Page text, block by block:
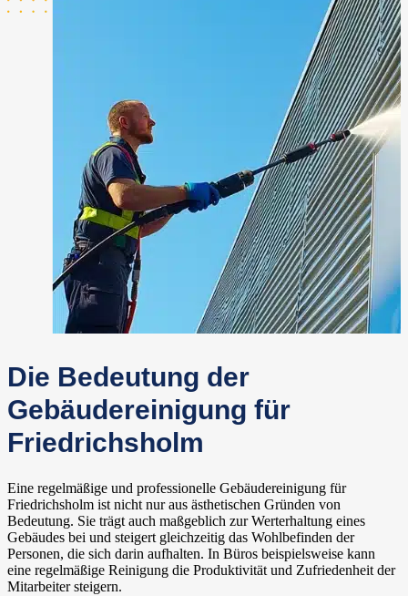
Die Bedeutung der
Gebäudereinigung für
Friedrichsholm
Eine regelmäßige und professionelle Gebäudereinigung für
Friedrichsholm ist nicht nur aus ästhetischen Gründen von
Bedeutung. Sie trägt auch maßgeblich zur Werterhaltung eines
Gebäudes bei und steigert gleichzeitig das Wohlbefinden der
Personen, die sich darin aufhalten. In Büros beispielsweise kann
eine regelmäßige Reinigung die Produktivität und Zufriedenheit der
Mitarbeiter steigern.